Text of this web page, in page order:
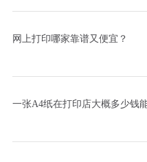
网上打印哪家靠谱又便宜？
一张A4纸在打印店大概多少钱